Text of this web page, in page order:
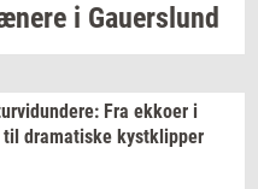
i Gau­er­slund
Fra ek­ko­er i
til dra­ma­ti­ske kyst­klip­per